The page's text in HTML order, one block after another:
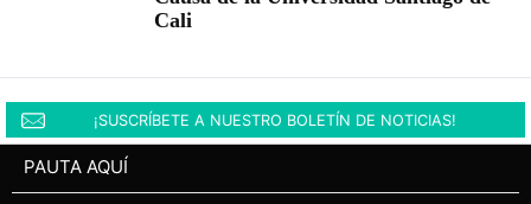
Cali
¡SUSCRÍBETE A NUESTRO BOLETÍN DE NOTICIAS!
PAUTA AQUÍ